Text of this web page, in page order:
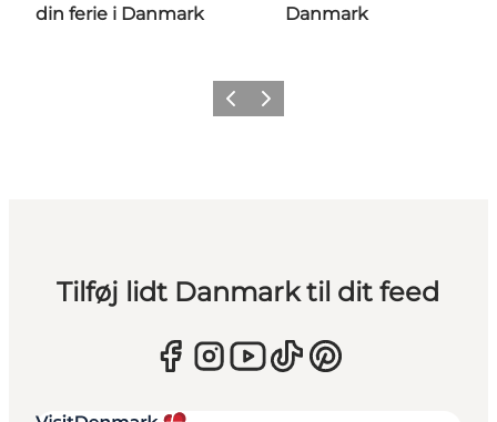
din ferie i Danmark
Danmark
ForrigeNæste
Tilføj lidt Danmark til dit feed